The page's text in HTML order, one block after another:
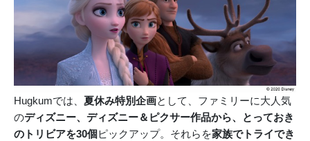
Hugkumでは、 夏休み特別企画として、ファミリーに大人気
のディズニー、ディズニー＆ピクサー作品から、とっておき
のトリビアを30個ピックアップ。それらを家族でトライでき